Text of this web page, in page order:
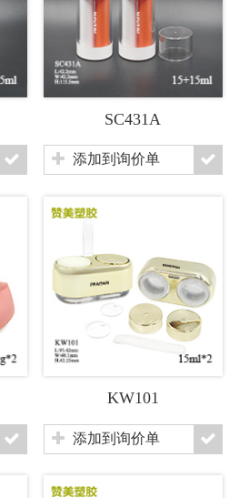
SC431A
添加到询价单
KW101
添加到询价单